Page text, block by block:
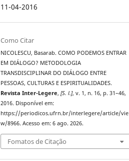
11-04-2016
Como Citar
NICOLESCU, Basarab. COMO PODEMOS ENTRAR
EM DIÁLOGO? METODOLOGIA
TRANSDISCIPLINAR DO DIÁLOGO ENTRE
PESSOAS, CULTURAS E ESPIRITUALIDADES.
Revista Inter-Legere,[S. l.], v. 1, n. 16, p. 31–46,
2016. Disponível em:
https://periodicos.ufrn.br/interlegere/article/vie
w/8966. Acesso em: 6 ago. 2026.
Fomatos de Citação